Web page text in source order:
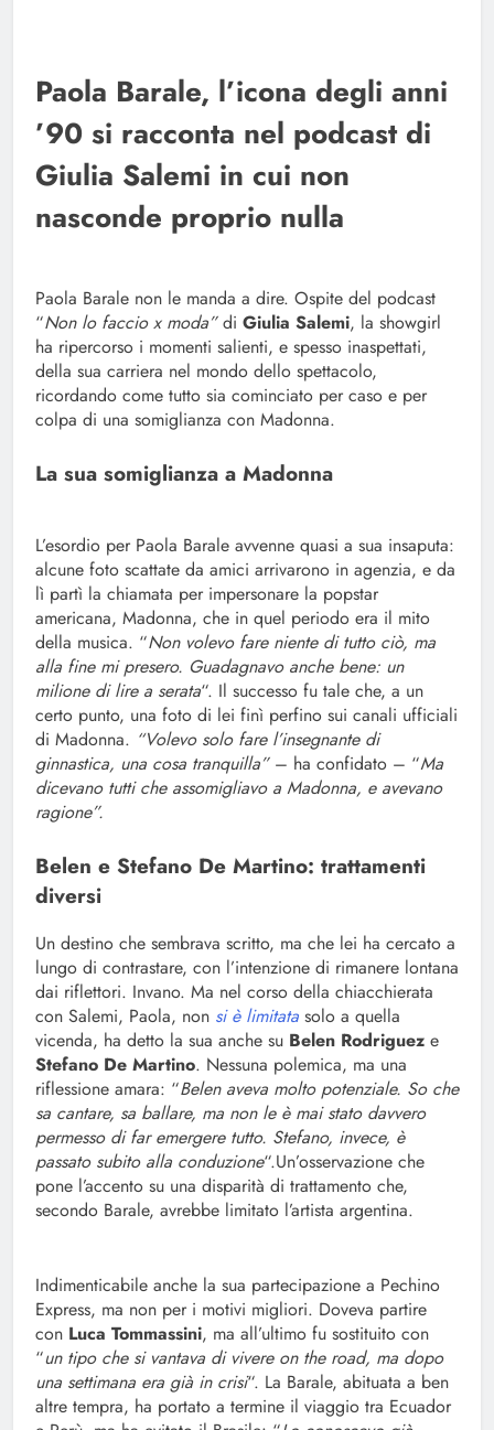
Paola Barale, l’icona degli anni
’90 si racconta nel podcast di
Giulia Salemi in cui non
nasconde proprio nulla
Paola Barale non le manda a dire. Ospite del podcast
“Non lo faccio x moda”di Giulia Salemi, la showgirl
ha ripercorso i momenti salienti, e spesso inaspettati,
della sua carriera nel mondo dello spettacolo,
ricordando come tutto sia cominciato per caso e per
colpa di una somiglianza con Madonna.
La sua somiglianza a Madonna
L’esordio per Paola Barale avvenne quasi a sua insaputa:
alcune foto scattate da amici arrivarono in agenzia, e da
lì partì la chiamata per impersonare la popstar
americana, Madonna, che in quel periodo era il mito
della musica. “Non volevo fare niente di tutto ciò, ma
alla fine mi presero. Guadagnavo anche bene: un
milione di lire a serata“. Il successo fu tale che, a un
certo punto, una foto di lei finì perfino sui canali ufficiali
di Madonna. “Volevo solo fare l’insegnante di
ginnastica, una cosa tranquilla”– ha confidato – “Ma
dicevano tutti che assomigliavo a Madonna, e avevano
ragione”.
Belen e Stefano De Martino: trattamenti
diversi
Un destino che sembrava scritto, ma che lei ha cercato a
lungo di contrastare, con l’intenzione di rimanere lontana
dai riflettori. Invano. Ma nel corso della chiacchierata
con Salemi, Paola, non si è limitata solo a quella
vicenda, ha detto la sua anche su Belen Rodriguez e
Stefano De Martino. Nessuna polemica, ma una
riflessione amara: “Belen aveva molto potenziale. So che
sa cantare, sa ballare, ma non le è mai stato davvero
permesso di far emergere tutto. Stefano, invece, è
passato subito alla conduzione“.Un’osservazione che
pone l’accento su una disparità di trattamento che,
secondo Barale, avrebbe limitato l’artista argentina.
Indimenticabile anche la sua partecipazione a Pechino
Express, ma non per i motivi migliori. Doveva partire
con Luca Tommassini, ma all’ultimo fu sostituito con
“un tipo che si vantava di vivere on the road, ma dopo
una settimana era già in crisi“. La Barale, abituata a ben
altre tempra, ha portato a termine il viaggio tra Ecuador